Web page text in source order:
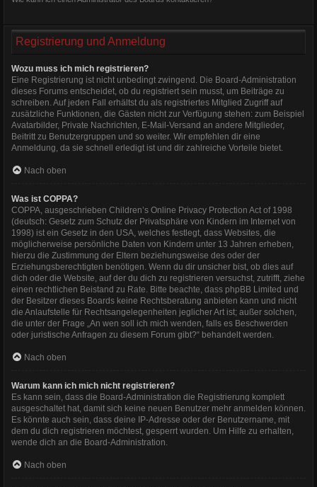
Registrierung und Anmeldung
Wozu muss ich mich registrieren?
Eine Registrierung ist nicht unbedingt zwingend. Die Board-Administration
dieses Forums entscheidet, ob du registriert sein musst, um Beiträge zu
schreiben. Auf jeden Fall erhältst du als registriertes Mitglied Zugriff auf
zusätzliche Funktionen, die Gästen nicht zur Verfügung stehen: zum Beispiel
Avatarbilder, Private Nachrichten, E-Mail-Versand an andere Mitglieder,
Beitritt zu Benutzergruppen und so weiter. Wir empfehlen dir eine
Anmeldung, da sie schnell erledigt ist und dir zahlreiche Vorteile bietet.
Nach oben
Was ist COPPA?
COPPA, ausgeschrieben Children’s Online Privacy Protection Act of 1998
(deutsch: Gesetz zum Schutz der Privatsphäre von Kindern im Internet von
1998) ist ein Gesetz in den USA, welches festlegt, dass Websites, die
möglicherweise persönliche Daten von Kindern unter 13 Jahren erheben,
hierzu die Zustimmung der Eltern beziehungsweise des oder der
Erziehungsberechtigten benötigen. Wenn du dir unsicher bist, ob dies auf
dich oder die Website, auf der du dich zu registrieren versuchst, zutrifft, ziehe
einen rechtlichen Beistand zu Rate. Bitte beachte, dass phpBB Limited und
der Besitzer dieses Boards keine Rechtsberatung anbieten kann und nicht
die Anlaufstelle für Rechtsangelegenheiten jeglicher Art ist; außer solchen,
die unter der Frage „An wen soll ich mich wenden, falls es Beschwerden
oder juristische Anfragen zu diesem Forum gibt?“ behandelt werden.
Nach oben
Warum kann ich mich nicht registrieren?
Es kann sein, dass die Board-Administration die Registrierung komplett
ausgeschaltet hat, damit sich keine neuen Benutzer mehr anmelden können.
Es könnte auch sein, dass deine IP-Adresse oder der Benutzername, mit
dem du dich registrieren möchtest, gesperrt wurden. Um Hilfe zu erhalten,
wende dich an die Board-Administration.
Nach oben